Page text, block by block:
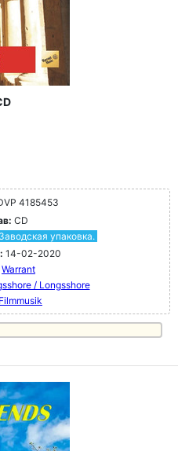
4185453
CD
упаковка.
14-02-2020
Warrant
/ Longsshore
Filmmusik